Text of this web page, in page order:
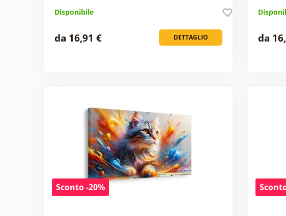
Disponibile
DETTAGLIO
da 16,91 € da
Sconto -20%